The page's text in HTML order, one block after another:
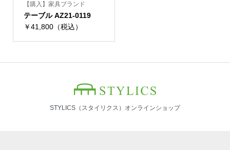
【購入】家具ブランド
テーブル AZ21-0119
￥41,800（税込）
STYLICS（スタイリクス）オンラインショップ